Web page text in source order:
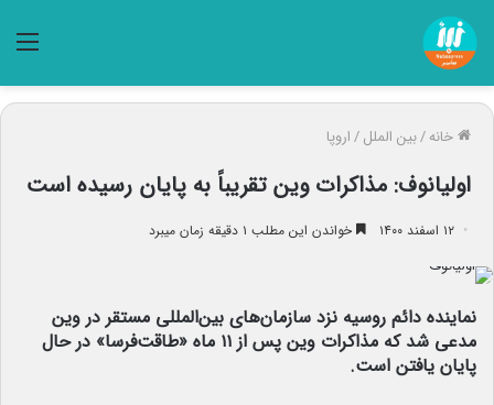
خانه/بین الملل/اروپا
اولیانوف: مذاکرات وین تقریباً به پایان رسیده است
۱۲ اسفند ۱۴۰۰ خواندن این مطلب ۱ دقیقه زمان میبرد
نماینده دائم روسیه نزد سازمان‌های بین‌المللی مستقر در وین
مدعی شد که مذاکرات وین پس از ۱۱ ماه «طاقت‌فرسا» در حال
پایان یافتن است.